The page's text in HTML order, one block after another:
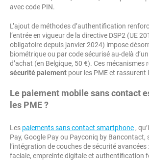
avec code PIN.
L’ajout de méthodes d’authentification
l’entrée en vigueur de la directive DSP2 (UE
obligatoire depuis janvier 2024) impose
biométrique ou par code sécurisé au-delà
d’achat (en Belgique, 50 €). Ces mécanismes
sécurité paiement pour les PME et rassurent
Le paiement mobile sans contact
les PME ?
Les paiements sans contact smartphone ,
Pay, Google Pay ou Payconiq by Bancontact,
l’intégration de couches de sécurité
faciale, empreinte digitale et authentification